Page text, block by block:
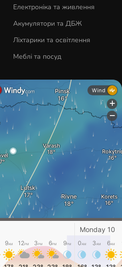
Електроніка та живлення
Акумулятори та ДБЖ
Ліхтарики та освітлення
Меблі та посуд